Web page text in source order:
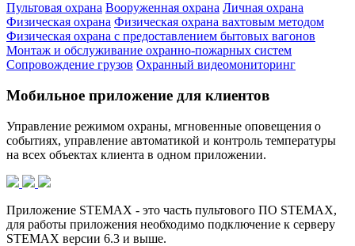
Пультовая охрана Вооруженная охрана Личная охрана
Физическая охрана Физическая охрана вахтовым методом
Физическая охрана с предоставлением бытовых вагонов
Монтаж и обслуживание охранно-пожарных систем
Сопровождение грузов Охранный видеомониторинг
Мобильное приложение для клиентов
Управление режимом охраны, мгновенные оповещения о
событиях, управление автоматикой и контроль температуры
на всех объектах клиента в одном приложении.
Приложение STEMAX - это часть пультового ПО STEMAX,
для работы приложения необходимо подключение к серверу
STEMAX версии 6.3 и выше.